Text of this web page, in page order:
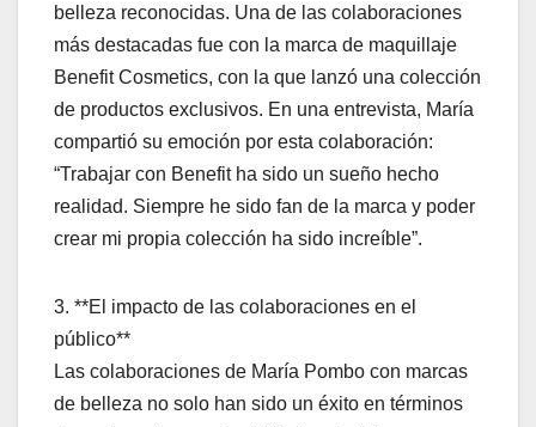
belleza reconocidas. Una de las colaboraciones
más destacadas fue con la marca de maquillaje
Benefit Cosmetics, con la que lanzó una colección
de productos exclusivos. En una entrevista, María
compartió su emoción por esta colaboración:
“Trabajar con Benefit ha sido un sueño hecho
realidad. Siempre he sido fan de la marca y poder
crear mi propia colección ha sido increíble”.
3. **El impacto de las colaboraciones en el
público**
Las colaboraciones de María Pombo con marcas
de belleza no solo han sido un éxito en términos